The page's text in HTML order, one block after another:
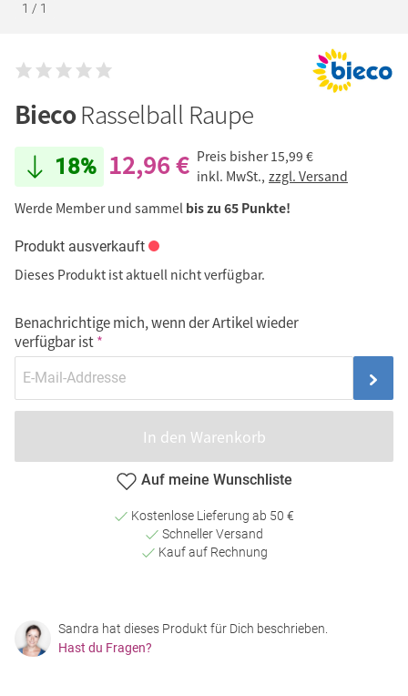
1 / 1
BiecoRasselball Raupe
18% 12,96 € Preis bisher 15,99 €
inkl. MwSt., zzgl. Versand
Werde Member und sammel bis zu 65 Punkte!
Produkt ausverkauft
Dieses Produkt ist aktuell nicht verfügbar.
Benachrichtige mich, wenn der Artikel wieder
verfügbar ist
In den Warenkorb
Auf meine Wunschliste
Kostenlose Lieferung ab 50 €
Schneller Versand
Kauf auf Rechnung
Sandra hat dieses Produkt für Dich beschrieben.
Hast du Fragen?